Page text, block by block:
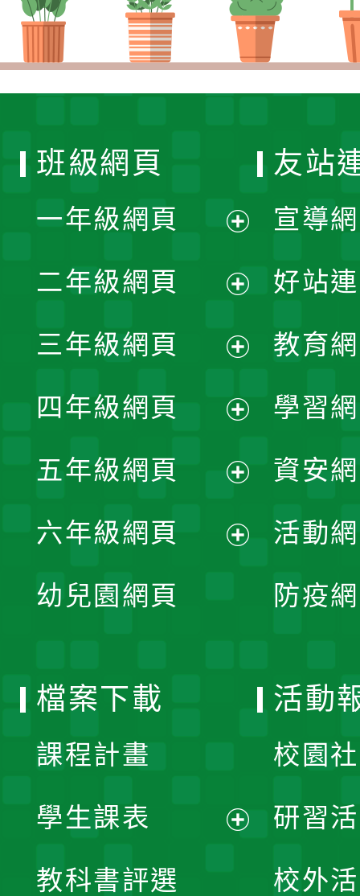
班級網頁
一年級網頁
開
選
單
二年級網頁
開
選
單
三年級網頁
開
選
單
四年級網頁
開
選
五年級網頁
開
六年級網頁
幼兒園網頁
友站
宣導
好站
教育
學習
資安
活動
防疫
檔案下載
課程計畫
學生課表
教科書評選
活動
校園
研習
校外